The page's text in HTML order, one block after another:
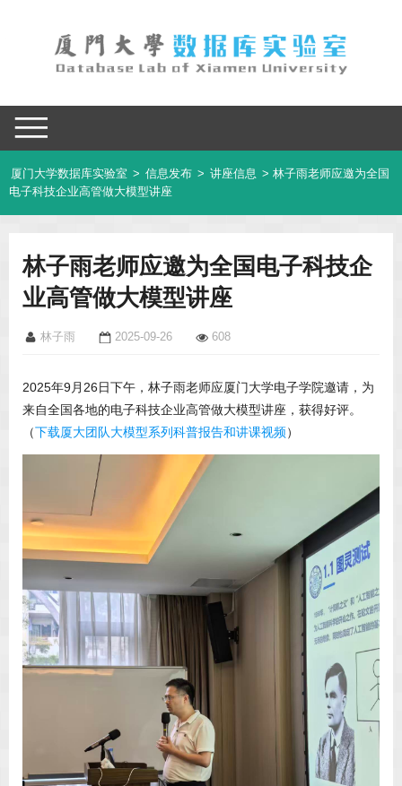
厦门大学数据库实验室 > 信息发布 > 讲座信息 > 林子雨老师应邀为全国
电子科技企业高管做大模型讲座
林子雨老师应邀为全国电子科技企
业高管做大模型讲座
林子雨 2025-09-26 608
2025年9月26日下午，林子雨老师应厦门大学电子学院邀请，为
来自全国各地的电子科技企业高管做大模型讲座，获得好评。
（下载厦大团队大模型系列科普报告和讲课视频）